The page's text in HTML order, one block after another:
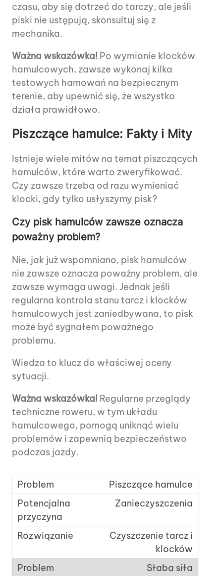
czasu, aby się dotrzeć do tarczy, ale jeśli
piski nie ustępują, skonsultuj się z
mechanika.
Ważna wskazówka! Po wymianie klocków
hamulcowych, zawsze wykonaj kilka
testowych hamowań na bezpiecznym
terenie, aby upewnić się, że wszystko
działa prawidłowo.
Piszczące hamulce: Fakty i Mity
Istnieje wiele mitów na temat piszczących
hamulców, które warto zweryfikować.
Czy zawsze trzeba od razu wymieniać
klocki, gdy tylko usłyszymy pisk?
Czy pisk hamulców zawsze oznacza
poważny problem?
Nie, jak już wspomniano, pisk hamulców
nie zawsze oznacza poważny problem, ale
zawsze wymaga uwagi. Jednak jeśli
regularna kontrola stanu tarcz i klocków
hamulcowych jest zaniedbywana, to pisk
może być sygnałem poważnego
problemu.
Wiedza to klucz do właściwej oceny
sytuacji.
Ważna wskazówka! Regularne przeglądy
techniczne roweru, w tym układu
hamulcowego, pomogą uniknąć wielu
problemów i zapewnią bezpieczeństwo
podczas jazdy.
Piszczące hamulce
Zanieczyszczenia
Czyszczenie tarcz i
klocków
Słaba siła